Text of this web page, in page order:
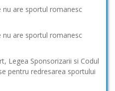
nu are sportul romanesc
nu are sportul romanesc
Legea Sponsorizarii si Codul
pentru redresarea sportului